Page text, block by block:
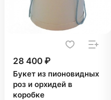
28 400 ₽
Букет из пионовидных
роз и орхидей в
коробке